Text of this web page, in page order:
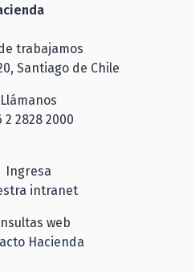
trabajamos
Santiago de Chile
Llámanos
2 2828 2000
Ingresa
intranet
web
Hacienda